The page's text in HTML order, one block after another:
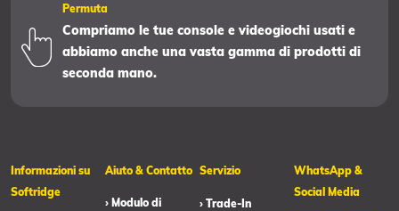
Permuta
Compriamo le tue console e videogiochi usati e
abbiamo anche una vasta gamma di prodotti di
seconda mano.
Informazioni su
Softridge
Aiuto & Contatto
› Modulo di
Servizio
› Trade-In
WhatsApp &
Social Media